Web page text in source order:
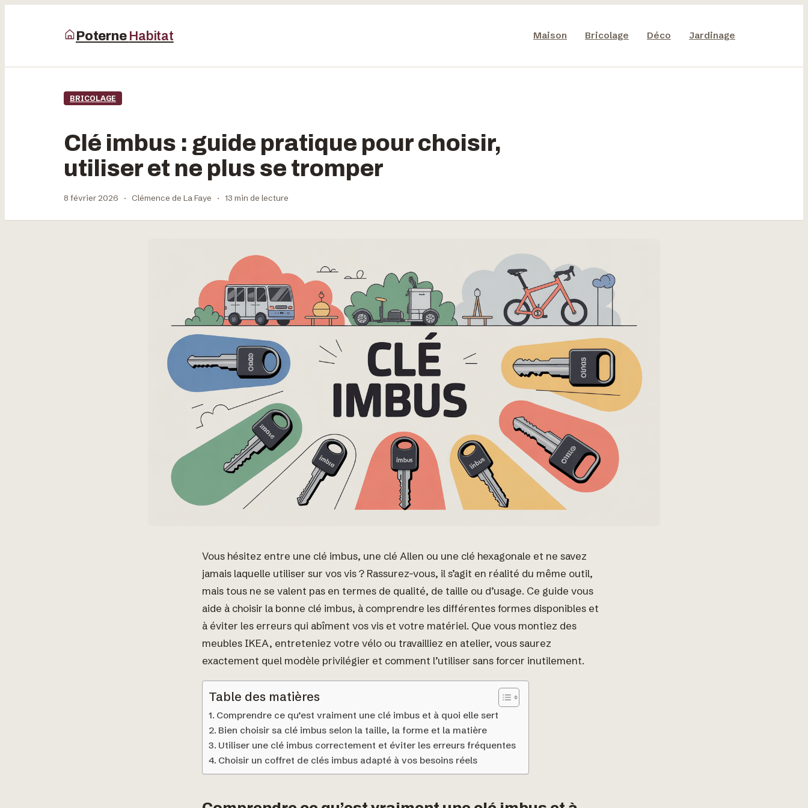
Poterne Habitat Maison Bricolage Déco Jardinage
BRICOLAGE
Clé imbus : guide pratique pour choisir,
utiliser et ne plus se tromper
8 février 2026 · Clémence de La Faye · 13 min de lecture
Vous hésitez entre une clé imbus, une clé Allen ou une clé hexagonale et ne savez
jamais laquelle utiliser sur vos vis ? Rassurez-vous, il s’agit en réalité du même outil,
mais tous ne se valent pas en termes de qualité, de taille ou d’usage. Ce guide vous
aide à choisir la bonne clé imbus, à comprendre les différentes formes disponibles et
à éviter les erreurs qui abîment vos vis et votre matériel. Que vous montiez des
meubles IKEA, entreteniez votre vélo ou travailliez en atelier, vous saurez
exactement quel modèle privilégier et comment l’utiliser sans forcer inutilement.
Table des matières
Comprendre ce qu’est vraiment une clé imbus et à quoi elle sert
Bien choisir sa clé imbus selon la taille, la forme et la matière
Utiliser une clé imbus correctement et éviter les erreurs fréquentes
Choisir un coffret de clés imbus adapté à vos besoins réels